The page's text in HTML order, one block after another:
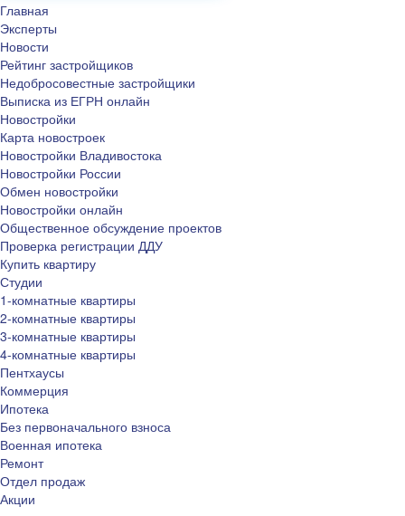
Главная
Эксперты
Новости
Рейтинг застройщиков
Недобросовестные застройщики
Выписка из ЕГРН онлайн
Новостройки
Карта новостроек
Новостройки Владивостока
Новостройки России
Обмен новостройки
Новостройки онлайн
Общественное обсуждение проектов
Проверка регистрации ДДУ
Купить квартиру
Студии
1-комнатные квартиры
2-комнатные квартиры
3-комнатные квартиры
4-комнатные квартиры
Пентхаусы
Коммерция
Ипотека
Без первоначального взноса
Военная ипотека
Ремонт
Отдел продаж
Акции